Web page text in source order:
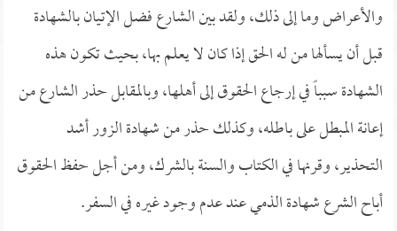
والأعراض وما إلى ذلك، ولقد بين الشارع فضل الإتيان بالشهادة
قبل أن يسألها من له الحق إذا كان لا يعلم بها، بحيث تكون هذه
الشهادة سبباً في إرجاع الحقوق إلى أهلها، وبالمقابل حذر الشارع من
إعانة المبطل على باطله، وكذلك حذر من شهادة الزور أشد
التحذير، وقرنها في الكتاب والسنة بالشرك، ومن أجل حفظ الحقوق
أباح الشرع شهادة الذمي عند عدم وجود غيره في السفر.